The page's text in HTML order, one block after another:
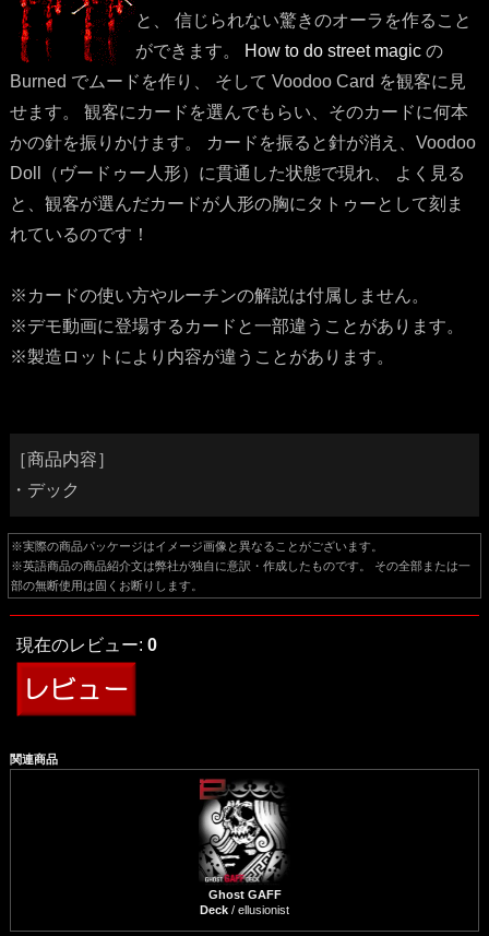
と、 信じられない驚きのオーラを作ること
ができます。
How to do street magic の
Burned でムードを作り、 そして Voodoo Card を観客に見
せます。 観客にカードを選んでもらい、そのカードに何本
かの針を振りかけます。 カードを振ると針が消え、Voodoo
Doll（ヴードゥー人形）に貫通した状態で現れ、 よく見る
と、観客が選んだカードが人形の胸にタトゥーとして刻ま
れているのです！
※カードの使い方やルーチンの解説は付属しません。
※デモ動画に登場するカードと一部違うことがあります。
※製造ロットにより内容が違うことがあります。
［商品内容］
・デック
※実際の商品パッケージはイメージ画像と異なることがございます。
※英語商品の商品紹介文は弊社が独自に意訳・作成したものです。 その全部または一
部の無断使用は固くお断りします。
現在のレビュー: 0
関連商品
Ghost GAFF
Deck / ellusionist